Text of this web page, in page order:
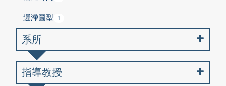
遲滯圖型 1
系所
指導教授